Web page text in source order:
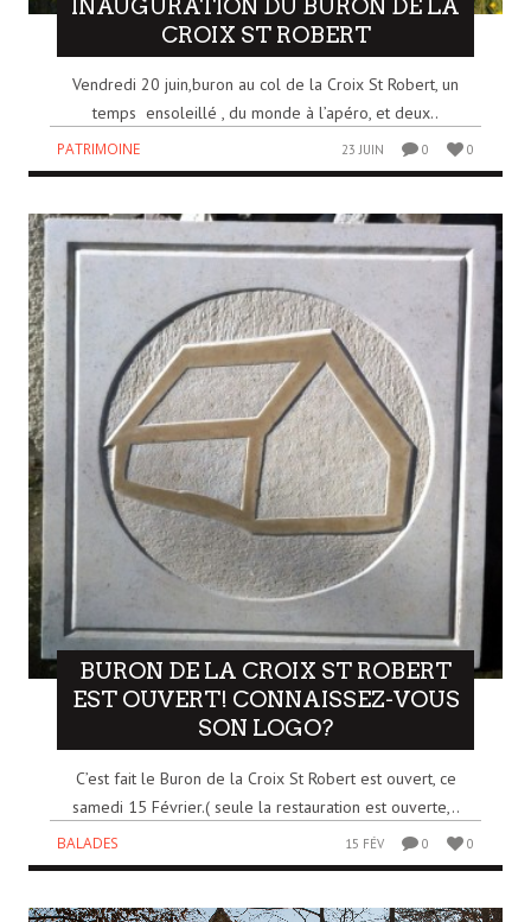
INAUGURATION DU BURON DE LA
CROIX ST ROBERT
Vendredi 20 juin,buron au col de la Croix St Robert, un
temps ensoleillé , du monde à l’apéro, et deux..
PATRIMOINE 23 JUIN 0 0
BURON DE LA CROIX ST ROBERT
EST OUVERT! CONNAISSEZ-VOUS
SON LOGO?
C’est fait le Buron de la Croix St Robert est ouvert, ce
samedi 15 Février.( seule la restauration est ouverte,..
BALADES 15 FÉV 0 0